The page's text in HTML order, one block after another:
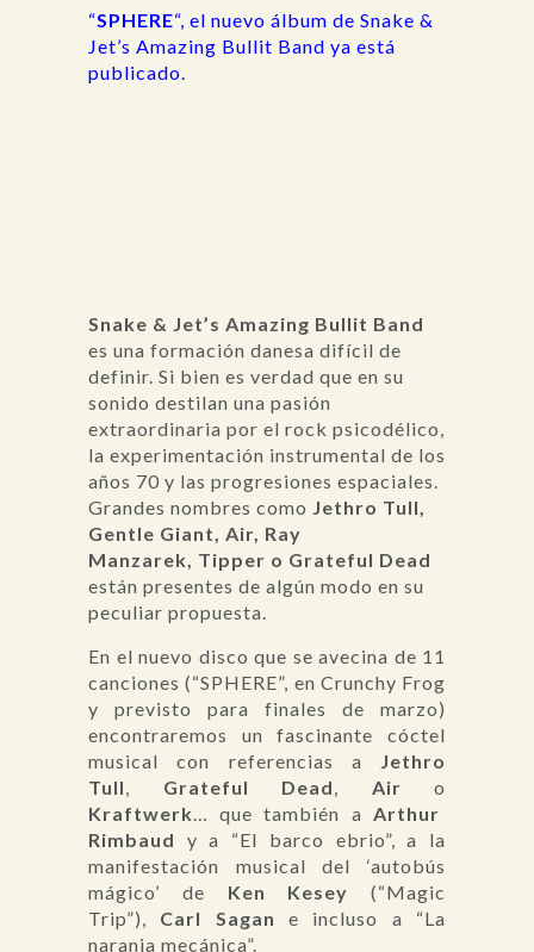
“SPHERE“, el nuevo álbum de Snake &
Jet’s Amazing Bullit Band ya está
publicado.
Snake & Jet’s Amazing Bullit Band
es una formación danesa difícil de
definir. Si bien es verdad que en su
sonido destilan una pasión
extraordinaria por el rock psicodélico,
la experimentación instrumental de los
años 70 y las progresiones espaciales.
Grandes nombres como Jethro Tull,
Gentle Giant, Air, Ray
Manzarek, Tipper o Grateful Dead
están presentes de algún modo en su
peculiar propuesta.
En el nuevo disco que se avecina de 11
canciones (“SPHERE”, en Crunchy Frog
y previsto para finales de marzo)
encontraremos un fascinante cóctel
musical con referencias a Jethro
Tull, Grateful Dead, Air o
Kraftwerk… que también a Arthur
Rimbaud
y a “El barco ebrio”, a la
manifestación musical del ‘autobús
mágico’ de Ken Kesey (“Magic
Trip”), Carl Sagan e incluso a “La
naranja mecánica”.